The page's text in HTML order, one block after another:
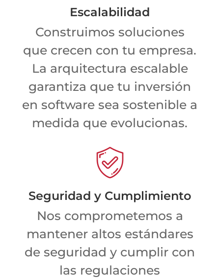
Escalabilidad
Construimos soluciones
que crecen con tu empresa.
La arquitectura escalable
garantiza que tu inversión
en software sea sostenible a
medida que evolucionas.
Seguridad y Cumplimiento
Nos comprometemos a
mantener altos estándares
de seguridad y cumplir con
las regulaciones